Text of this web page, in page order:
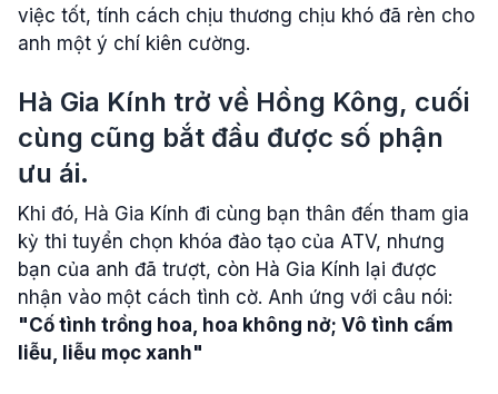
việc tốt, tính cách chịu thương chịu khó đã rèn cho
anh một ý chí kiên cường.
Hà Gia Kính trở về Hồng Kông, cuối
cùng cũng bắt đầu được số phận
ưu ái.
Khi đó, Hà Gia Kính đi cùng bạn thân đến tham gia
kỳ thi tuyển chọn khóa đào tạo của ATV, nhưng
bạn của anh đã trượt, còn Hà Gia Kính lại được
nhận vào một cách tình cờ. Anh ứng với câu nói:
"Cố tình trồng hoa, hoa không nở; Vô tình cấm
liễu, liễu mọc xanh"